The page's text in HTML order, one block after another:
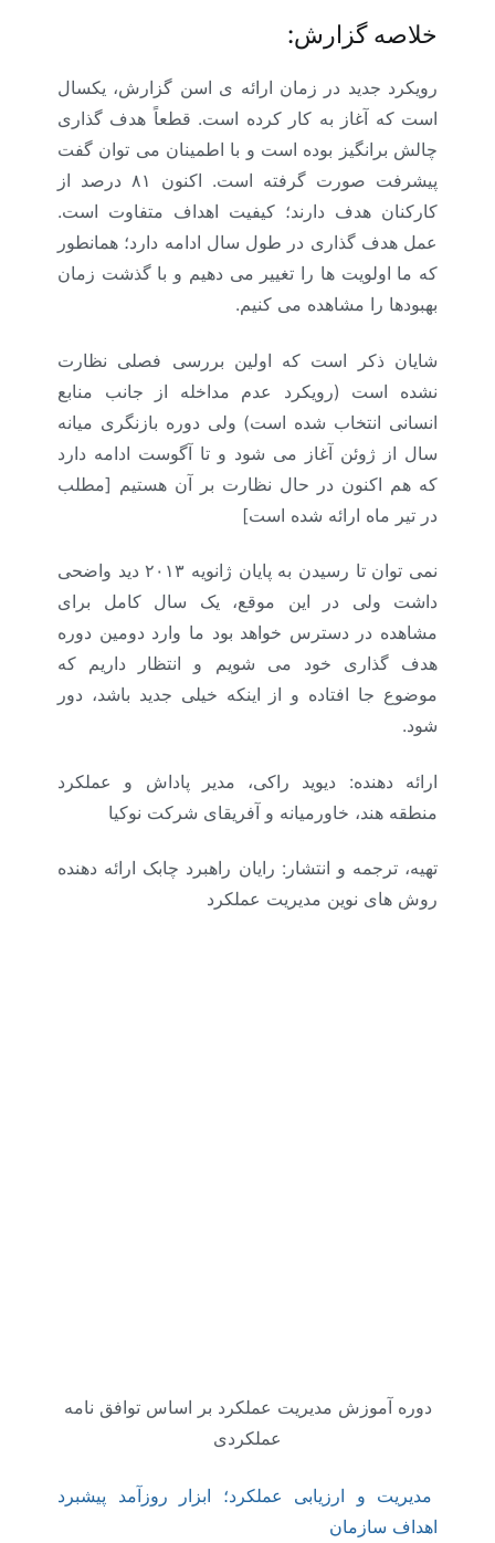
خلاصه گزارش:
رویکرد جدید در زمان ارائه ی اسن گزارش، یکسال
است که آغاز به کار کرده است. قطعاً هدف گذاری
چالش برانگیز بوده است و با اطمینان می توان گفت
پیشرفت صورت گرفته است. اکنون ۸۱ درصد از
کارکنان هدف دارند؛ کیفیت اهداف متفاوت است.
عمل هدف گذاری در طول سال ادامه دارد؛ همانطور
که ما اولویت ها را تغییر می دهیم و با گذشت زمان
بهبودها را مشاهده می کنیم.
شایان ذکر است که اولین بررسی فصلی نظارت
نشده است (رویکرد عدم مداخله از جانب منابع
انسانی انتخاب شده است) ولی دوره بازنگری میانه
سال از ژوئن آغاز می شود و تا آگوست ادامه دارد
که هم اکنون در حال نظارت بر آن هستیم [مطلب
در تیر ماه ارائه شده است]
نمی توان تا رسیدن به پایان ژانویه ۲۰۱۳ دید واضحی
داشت ولی در این موقع، یک سال کامل برای
مشاهده در دسترس خواهد بود ما وارد دومین دوره
هدف گذاری خود می شویم و انتظار داریم که
موضوع جا افتاده و از اینکه خیلی جدید باشد، دور
شود.
ارائه دهنده: دیوید راکی، مدیر پاداش و عملکرد
منطقه هند، خاورمیانه و آفریقای شرکت نوکیا
تهیه، ترجمه و انتشار: رایان راهبرد چابک ارائه دهنده
روش های نوین مدیریت عملکرد
دوره آموزش مدیریت عملکرد بر اساس توافق نامه
عملکردی
مدیریت و ارزیابی عملکرد؛ ابزار روزآمد پیشبرد
اهداف سازمان